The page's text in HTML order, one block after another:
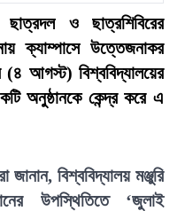
ও ছাত্রশিবিরের
ক্যাম্পাসে উত্তেজনাকর
(৪ আগস্ট) বিশ্ববিদ্যালয়ের
অনুষ্ঠানকে কেন্দ্র করে এ
জানান, বিশ্ববিদ্যালয় মঞ্জুরি
উপস্থিতিতে ‘জুলাই